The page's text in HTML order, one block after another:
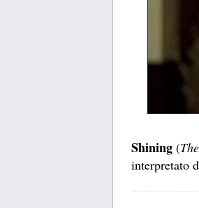
Shining (
interpretato